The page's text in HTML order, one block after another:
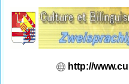
http://